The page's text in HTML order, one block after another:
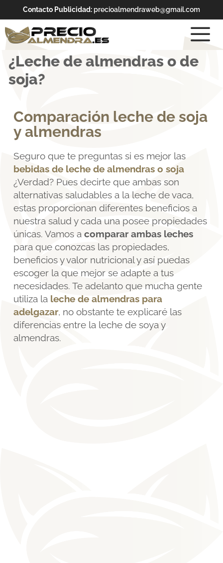
Contacto Publicidad: precioalmendraweb@gmail.com
¿Leche de almendras o de
soja?
Comparación leche de soja
y almendras
Seguro que te preguntas si es mejor las
bebidas de leche de almendras o soja
¿Verdad? Pues decirte que ambas son
alternativas saludables a la leche de vaca,
estas proporcionan diferentes beneficios a
nuestra salud y cada una posee propiedades
únicas. Vamos a comparar ambas leches
para que conozcas las propiedades,
beneficios y valor nutricional y así puedas
escoger la que mejor se adapte a tus
necesidades. Te adelanto que mucha gente
utiliza la leche de almendras para
adelgazar, no obstante te explicaré las
diferencias entre la leche de soya y
almendras.